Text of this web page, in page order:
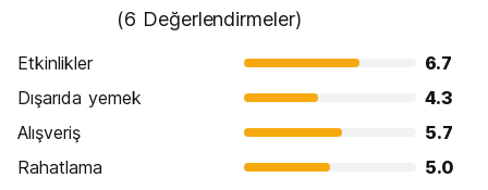
(6 Değerlendirmeler)
Etkinlikler
6.7
Dışarıda yemek
4.3
Alışveriş
5.7
Rahatlama
5.0